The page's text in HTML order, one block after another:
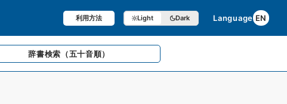
利用方法 Light Dark Language EN
辞書検索 （五十音順）